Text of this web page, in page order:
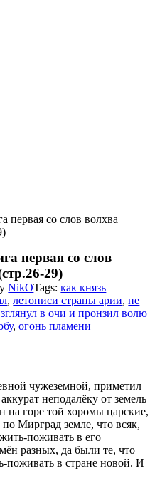
со слов волхва
первая со слов
29)
NikOTags:как князь
,летописи страны арии,не
в очи и пронзил волю
,огонь пламени
чужеземной, приметил
неподалёку от земель
на горе той хоромы царские,
Мирград земле, что всяк,
поживать в его
разных, да были те, что
поживать в стране новой. И